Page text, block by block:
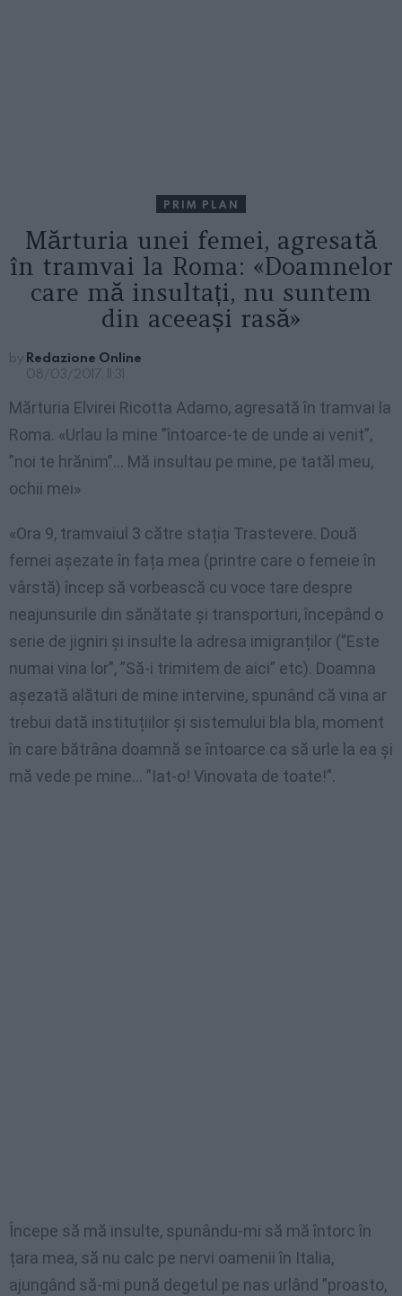
PRIM PLAN
Mărturia unei femei, agresată
în tramvai la Roma: «Doamnelor
care mă insultați, nu suntem
din aceeași rasă»
by Redazione Online
08/03/2017, 11:31
Mărturia Elvirei Ricotta Adamo, agresată în tramvai la
Roma. «Urlau la mine ”întoarce-te de unde ai venit”,
”noi te hrănim”… Mă insultau pe mine, pe tatăl meu,
ochii mei»
«Ora 9, tramvaiul 3 către stația Trastevere. Două
femei așezate în fața mea (printre care o femeie în
vârstă) încep să vorbească cu voce tare despre
neajunsurile din sănătate și transporturi, începând o
serie de jigniri și insulte la adresa imigranților (”Este
numai vina lor”, ”Să-i trimitem de aici” etc). Doamna
așezată alături de mine intervine, spunând că vina ar
trebui dată instituțiilor și sistemului bla bla, moment
în care bătrâna doamnă se întoarce ca să urle la ea și
mă vede pe mine… ”Iat-o! Vinovata de toate!”.
Începe să mă insulte, spunându-mi să mă întorc în
țara mea, să nu calc pe nervi oamenii în Italia,
ajungând să-mi pună degetul pe nas urlând ”proasto,